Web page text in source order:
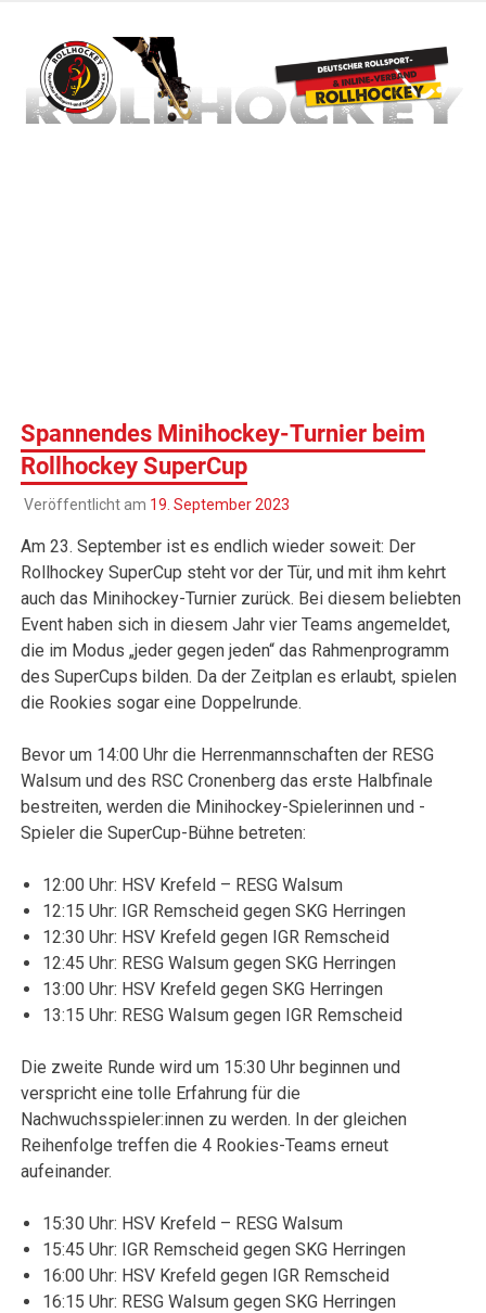
springen
Spannendes Minihockey-Turnier beim
Rollhockey SuperCup
Veröffentlicht am 19. September 2023
Am 23. September ist es endlich wieder soweit: Der
Rollhockey SuperCup steht vor der Tür, und mit ihm kehrt
auch das Minihockey-Turnier zurück. Bei diesem beliebten
Event haben sich in diesem Jahr vier Teams angemeldet,
die im Modus „jeder gegen jeden“ das Rahmenprogramm
des SuperCups bilden. Da der Zeitplan es erlaubt, spielen
die Rookies sogar eine Doppelrunde.
Bevor um 14:00 Uhr die Herrenmannschaften der RESG
Walsum und des RSC Cronenberg das erste Halbfinale
bestreiten, werden die Minihockey-Spielerinnen und -
Spieler die SuperCup-Bühne betreten:
12:00 Uhr: HSV Krefeld – RESG Walsum
12:15 Uhr: IGR Remscheid gegen SKG Herringen
12:30 Uhr: HSV Krefeld gegen IGR Remscheid
12:45 Uhr: RESG Walsum gegen SKG Herringen
13:00 Uhr: HSV Krefeld gegen SKG Herringen
13:15 Uhr: RESG Walsum gegen IGR Remscheid
Die zweite Runde wird um 15:30 Uhr beginnen und
verspricht eine tolle Erfahrung für die
Nachwuchsspieler:innen zu werden. In der gleichen
Reihenfolge treffen die 4 Rookies-Teams erneut
aufeinander.
15:30 Uhr: HSV Krefeld – RESG Walsum
15:45 Uhr: IGR Remscheid gegen SKG Herringen
16:00 Uhr: HSV Krefeld gegen IGR Remscheid
16:15 Uhr: RESG Walsum gegen SKG Herringen